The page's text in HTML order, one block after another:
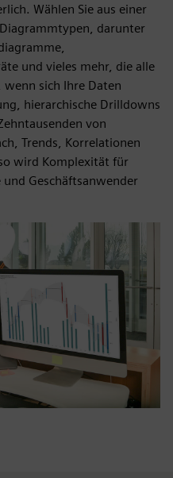
Wählen Sie aus einer
darunter
und vieles mehr, die alle
sich Ihre Daten
hierarchische Drilldowns
von
Trends, Korrelationen
wird Komplexität für
Geschäftsanwender